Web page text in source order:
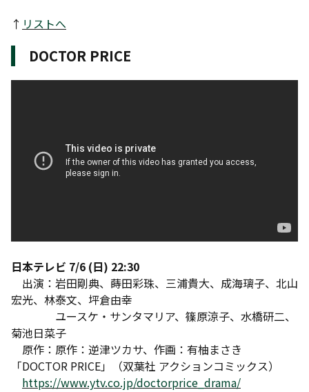
↑ リストへ
DOCTOR PRICE
日本テレビ 7/6 (日) 22:30
出演：岩田剛典、蒔田彩珠、三浦貴大、成海璃子、北山
宏光、林泰文、坪倉由幸
ユースケ・サンタマリア、篠原涼子、水橋研二、
菊池日菜子
原作：原作：逆津ツカサ、作画：有柚まさき
「DOCTOR PRICE」（双葉社 アクションコミックス）
https://www.ytv.co.jp/doctorprice_drama/